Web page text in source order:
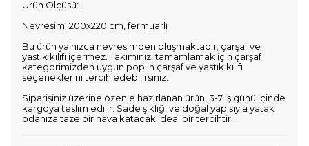
Ürün Ölçüsü:
Nevresim: 200x220 cm, fermuarlı
Bu ürün yalnızca nevresimden oluşmaktadır; çarşaf ve
yastık kılıfı içermez. Takımınızı tamamlamak için çarşaf
kategorimizden uygun poplin çarşaf ve yastık kılıfı
seçeneklerini tercih edebilirsiniz.
Siparişiniz üzerine özenle hazırlanan ürün, 3-7 iş günü içinde
kargoya teslim edilir. Sade şıklığı ve doğal yapısıyla yatak
odanıza taze bir hava katacak ideal bir tercihtir.